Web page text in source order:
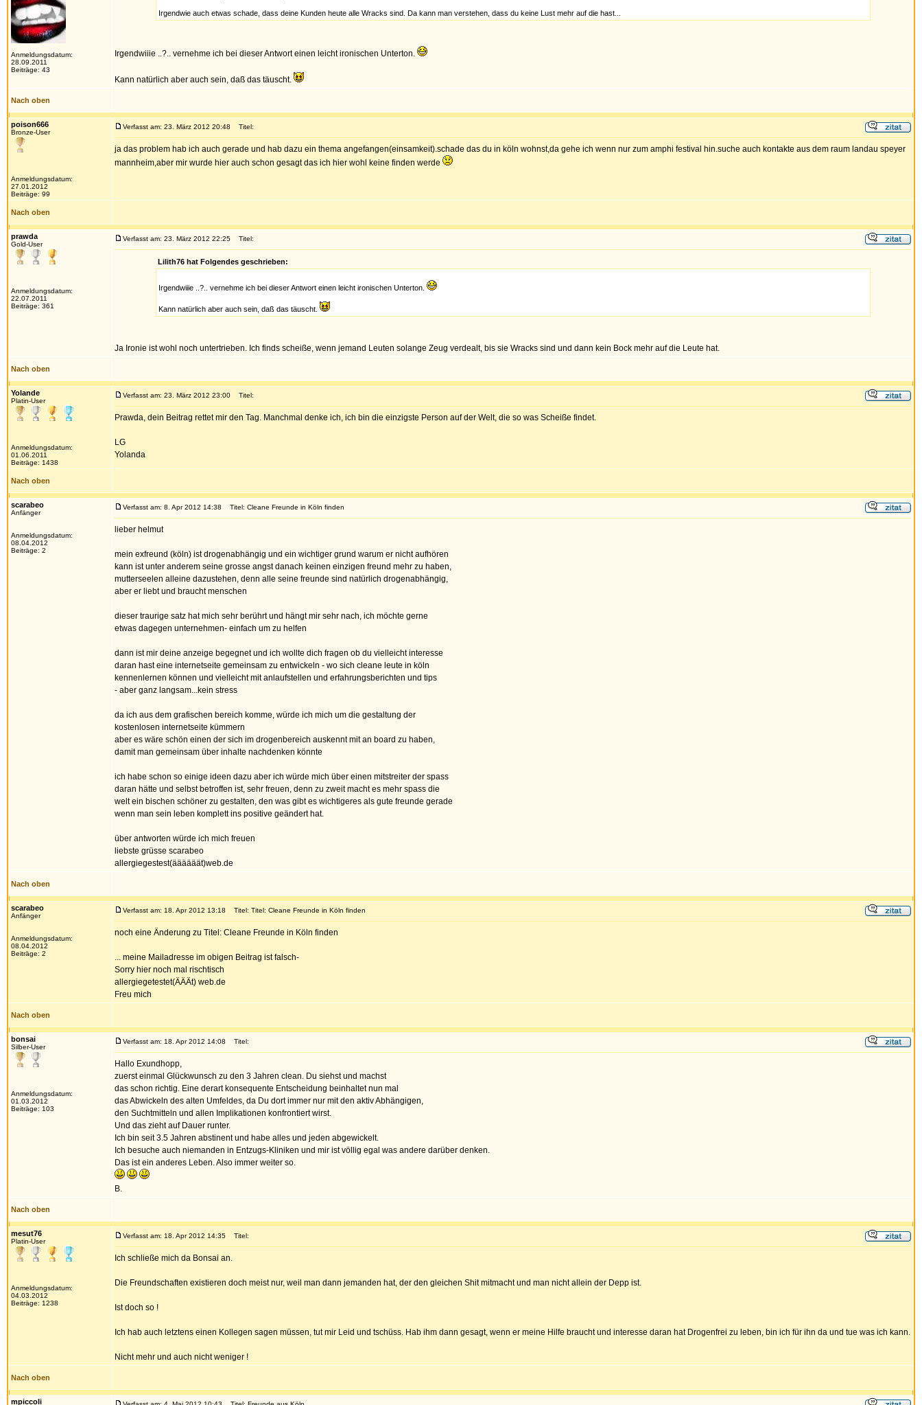
Anmeldungsdatum:
28.09.2011
Beiträge: 43
Irgendwie auch etwas schade, dass deine Kunden heute alle Wracks sind. Da kann man verstehen, dass du keine Lust mehr auf die hast...
Irgendwiiie ..?.. vernehme ich bei dieser Antwort einen leicht ironischen Unterton.
Kann natürlich aber auch sein, daß das täuscht.
Nach oben
poison666
Bronze-User
Anmeldungsdatum:
27.01.2012
Beiträge: 99
Verfasst am: 23. März 2012 20:48 Titel:
ja das problem hab ich auch gerade und hab dazu ein thema angefangen(einsamkeit).schade das du in köln wohnst,da gehe ich wenn nur zum amphi festival hin.suche auch kontakte aus dem raum landau speyer
mannheim,aber mir wurde hier auch schon gesagt das ich hier wohl keine finden werde
Nach oben
prawda
Gold-User
Anmeldungsdatum:
22.07.2011
Beiträge: 361
Verfasst am: 23. März 2012 22:25 Titel:
Lilith76 hat Folgendes geschrieben:
Irgendwiiie ..?.. vernehme ich bei dieser Antwort einen leicht ironischen Unterton.
Kann natürlich aber auch sein, daß das täuscht.
Ja Ironie ist wohl noch untertrieben. Ich finds scheiße, wenn jemand Leuten solange Zeug verdealt, bis sie Wracks sind und dann kein Bock mehr auf die Leute hat.
Nach oben
Yolande
Platin-User
Anmeldungsdatum:
01.06.2011
Beiträge: 1438
Verfasst am: 23. März 2012 23:00 Titel:
Prawda, dein Beitrag rettet mir den Tag. Manchmal denke ich, ich bin die einzigste Person auf der Welt, die so was Scheiße findet.
LG
Yolanda
Nach oben
scarabeo
Anfänger
Anmeldungsdatum:
08.04.2012
Beiträge: 2
Verfasst am: 8. Apr 2012 14:38 Titel: Cleane Freunde in Köln finden
lieber helmut
mein exfreund (köln) ist drogenabhängig und ein wichtiger grund warum er nicht aufhören
kann ist unter anderem seine grosse angst danach keinen einzigen freund mehr zu haben,
mutterseelen alleine dazustehen, denn alle seine freunde sind natürlich drogenabhängig,
aber er liebt und braucht menschen
dieser traurige satz hat mich sehr berührt und hängt mir sehr nach, ich möchte gerne
etwas dagegen unternehmen- einfach um zu helfen
dann ist mir deine anzeige begegnet und ich wollte dich fragen ob du vielleicht interesse
daran hast eine internetseite gemeinsam zu entwickeln - wo sich cleane leute in köln
kennenlernen können und vielleicht mit anlaufstellen und erfahrungsberichten und tips
- aber ganz langsam...kein stress
da ich aus dem grafischen bereich komme, würde ich mich um die gestaltung der
kostenlosen internetseite kümmern
aber es wäre schön einen der sich im drogenbereich auskennt mit an board zu haben,
damit man gemeinsam über inhalte nachdenken könnte
ich habe schon so einige ideen dazu aber ich würde mich über einen mitstreiter der spass
daran hätte und selbst betroffen ist, sehr freuen, denn zu zweit macht es mehr spass die
welt ein bischen schöner zu gestalten, den was gibt es wichtigeres als gute freunde gerade
wenn man sein leben komplett ins positive geändert hat.
über antworten würde ich mich freuen
liebste grüsse scarabeo
allergiegestest(äääääät)web.de
Nach oben
scarabeo
Anfänger
Anmeldungsdatum:
08.04.2012
Beiträge: 2
Verfasst am: 18. Apr 2012 13:18 Titel: Titel: Cleane Freunde in Köln finden
noch eine Änderung zu Titel: Cleane Freunde in Köln finden
... meine Mailadresse im obigen Beitrag ist falsch-
Sorry hier noch mal rischtisch
allergiegetestet(ÄÄÄt) web.de
Freu mich
Nach oben
bonsai
Silber-User
Anmeldungsdatum:
01.03.2012
Beiträge: 103
Verfasst am: 18. Apr 2012 14:08 Titel:
Hallo Exundhopp,
zuerst einmal Glückwunsch zu den 3 Jahren clean. Du siehst und machst
das schon richtig. Eine derart konsequente Entscheidung beinhaltet nun mal
das Abwickeln des alten Umfeldes, da Du dort immer nur mit den aktiv Abhängigen,
den Suchtmitteln und allen Implikationen konfrontiert wirst.
Und das zieht auf Dauer runter.
Ich bin seit 3.5 Jahren abstinent und habe alles und jeden abgewickelt.
Ich besuche auch niemanden in Entzugs-Kliniken und mir ist völlig egal was andere darüber denken.
Das ist ein anderes Leben. Also immer weiter so.
B.
Nach oben
mesut76
Platin-User
Anmeldungsdatum:
04.03.2012
Beiträge: 1238
Verfasst am: 18. Apr 2012 14:35 Titel:
Ich schließe mich da Bonsai an.
Die Freundschaften existieren doch meist nur, weil man dann jemanden hat, der den gleichen Shit mitmacht und man nicht allein der Depp ist.
Ist doch so !
Ich hab auch letztens einen Kollegen sagen müssen, tut mir Leid und tschüss. Hab ihm dann gesagt, wenn er meine Hilfe braucht und interesse daran hat Drogenfrei zu leben, bin ich für ihn da und tue was ich kann.
Nicht mehr und auch nicht weniger !
Nach oben
mpiccoli